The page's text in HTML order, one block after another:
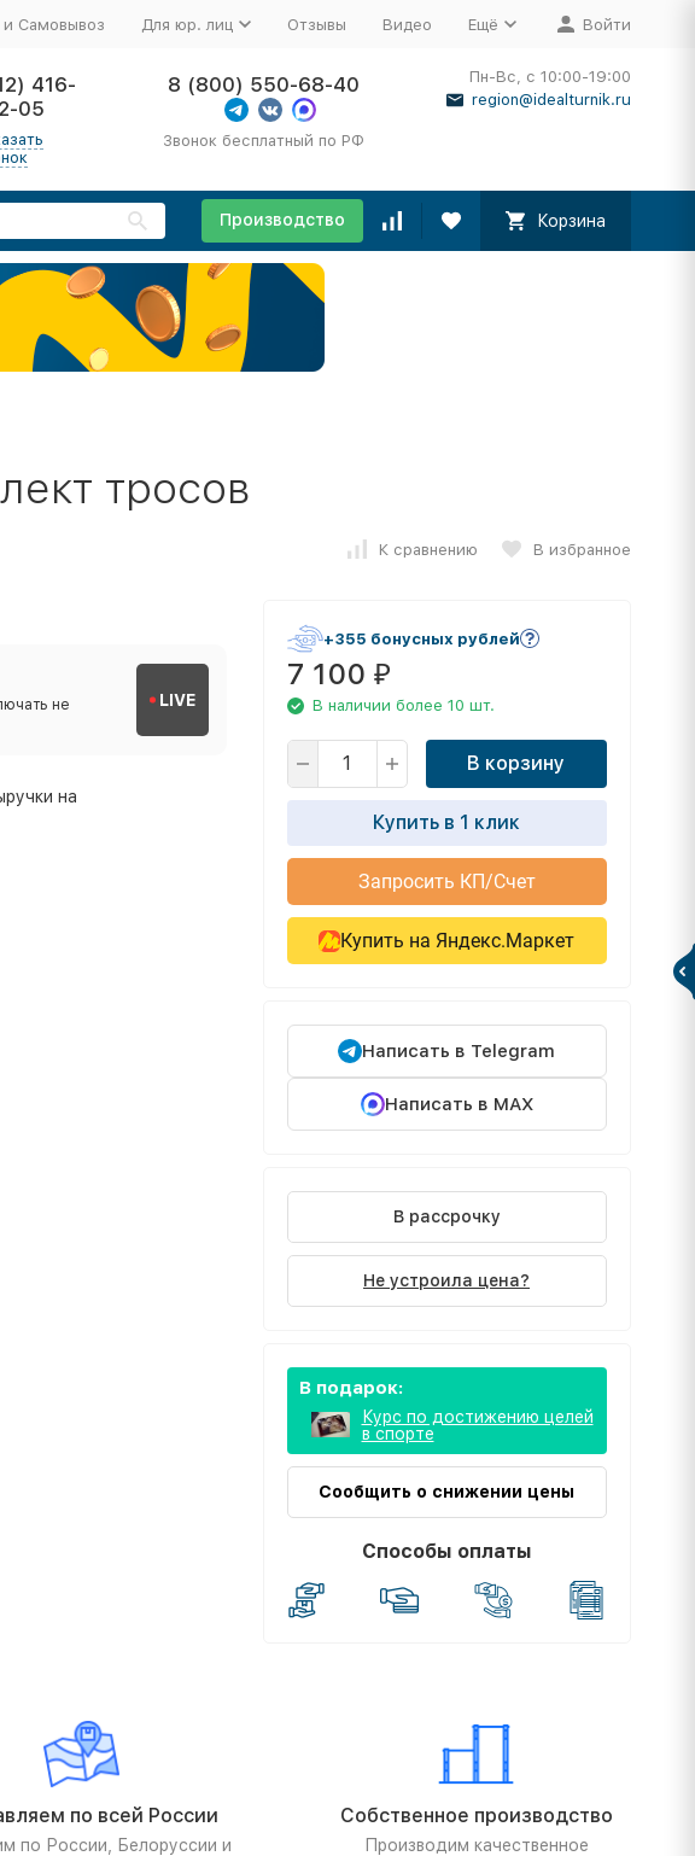
и Самовывоз Для юр. лиц Отзывы Видео Ещё Войти
416-
05
8 (800) 550-68-40
Звонок бесплатный по РФ
Пн-Вс, с 10:00-19:00
region@idealturnik.ru
Производство Корзина
тросов
К сравнению В избранное
не
LIVE
на
+355 бонусных рублей
7 100 ₽
В наличии более 10 шт.
В корзину
Купить в 1 клик
Запросить КП/Счет
Купить на Яндекс.Маркет
Написать в Telegram
Написать в MAX
В рассрочку
Не устроила цена?
В подарок:
Курс по достижению целей
в спорте
Сообщить о снижении цены
Способы оплаты
по всей России
по России, Белоруссии и
Собственное производство
Производим качественное